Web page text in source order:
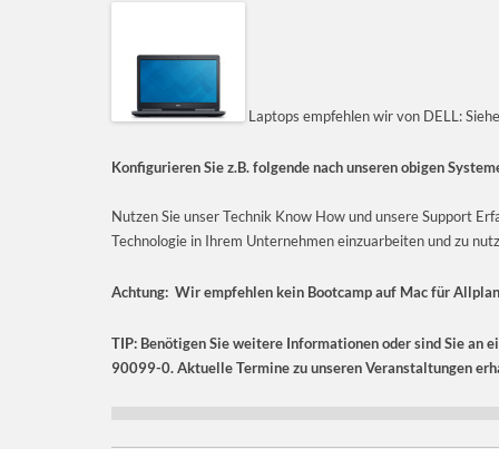
Laptops empfehlen wir von DELL:
Konfigurieren Sie z.B. folgende nach unseren obigen
Nutzen Sie unser Technik Know How und unsere Support
Technologie in Ihrem Unternehmen einzuarbeiten und zu
Achtung: Wir empfehlen kein Bootcamp auf Mac für
TIP: Benötigen Sie weitere Informationen oder sind Sie an
90099-0. Aktuelle Termine zu unseren Veranstaltungen